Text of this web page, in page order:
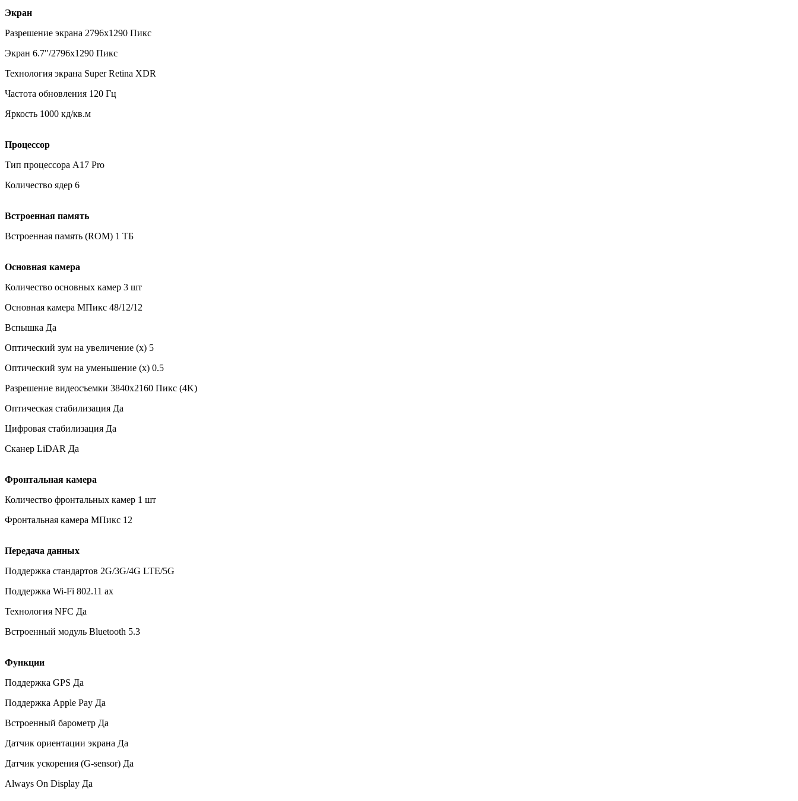
Экран
Разрешение экрана 2796x1290 Пикс
Экран 6.7"/2796x1290 Пикс
Технология экрана Super Retina XDR
Частота обновления 120 Гц
Яркость 1000 кд/кв.м
Процессор
Тип процессора A17 Pro
Количество ядер 6
Встроенная память
Встроенная память (ROM) 1 ТБ
Основная камера
Количество основных камер 3 шт
Основная камера МПикс 48/12/12
Вспышка Да
Оптический зум на увеличение (x) 5
Оптический зум на уменьшение (x) 0.5
Разрешение видеосъемки 3840x2160 Пикс (4K)
Оптическая стабилизация Да
Цифровая стабилизация Да
Сканер LiDAR Да
Фронтальная камера
Количество фронтальных камер 1 шт
Фронтальная камера МПикс 12
Передача данных
Поддержка стандартов 2G/3G/4G LTE/5G
Поддержка Wi-Fi 802.11 ax
Технология NFC Да
Встроенный модуль Bluetooth 5.3
Функции
Поддержка GPS Да
Поддержка Apple Pay Да
Встроенный барометр Да
Датчик ориентации экрана Да
Датчик ускорения (G-sensor) Да
Always On Display Да